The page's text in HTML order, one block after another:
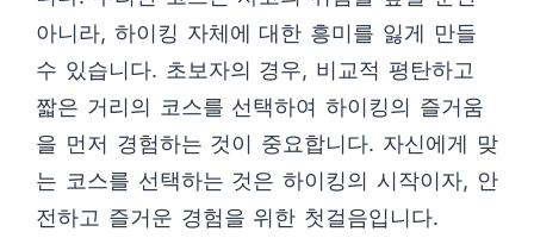
아니라, 하이킹 자체에 대한 흥미를 잃게 만들
수 있습니다. 초보자의 경우, 비교적 평탄하고
짧은 거리의 코스를 선택하여 하이킹의 즐거움
을 먼저 경험하는 것이 중요합니다. 자신에게 맞
는 코스를 선택하는 것은 하이킹의 시작이자, 안
전하고 즐거운 경험을 위한 첫걸음입니다.